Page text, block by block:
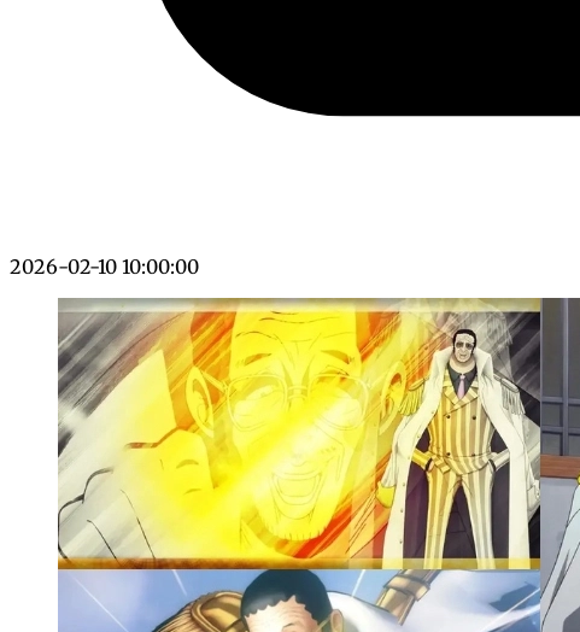
2026-02-10 10:00:00